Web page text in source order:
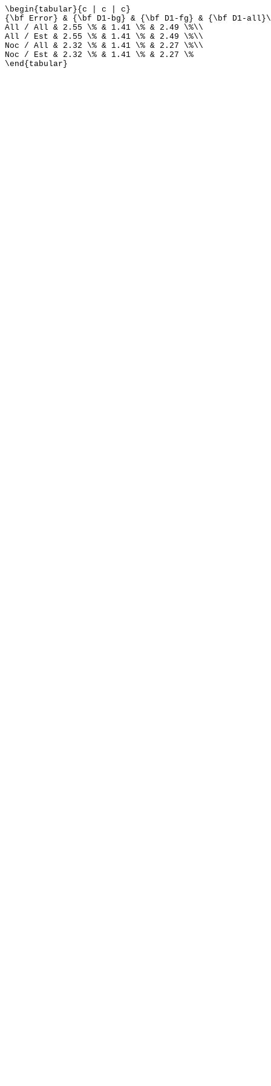
\begin{tabular}{c | c | c}
{\bf Error} & {\bf D1-bg} & {\bf D1-fg} & {\bf D1-
All / All & 2.55 \% & 1.41 \% & 2.49 \%\\
All / Est & 2.55 \% & 1.41 \% & 2.49 \%\\
Noc / All & 2.32 \% & 1.41 \% & 2.27 \%\\
Noc / Est & 2.32 \% & 1.41 \% & 2.27 \%
\end{tabular}